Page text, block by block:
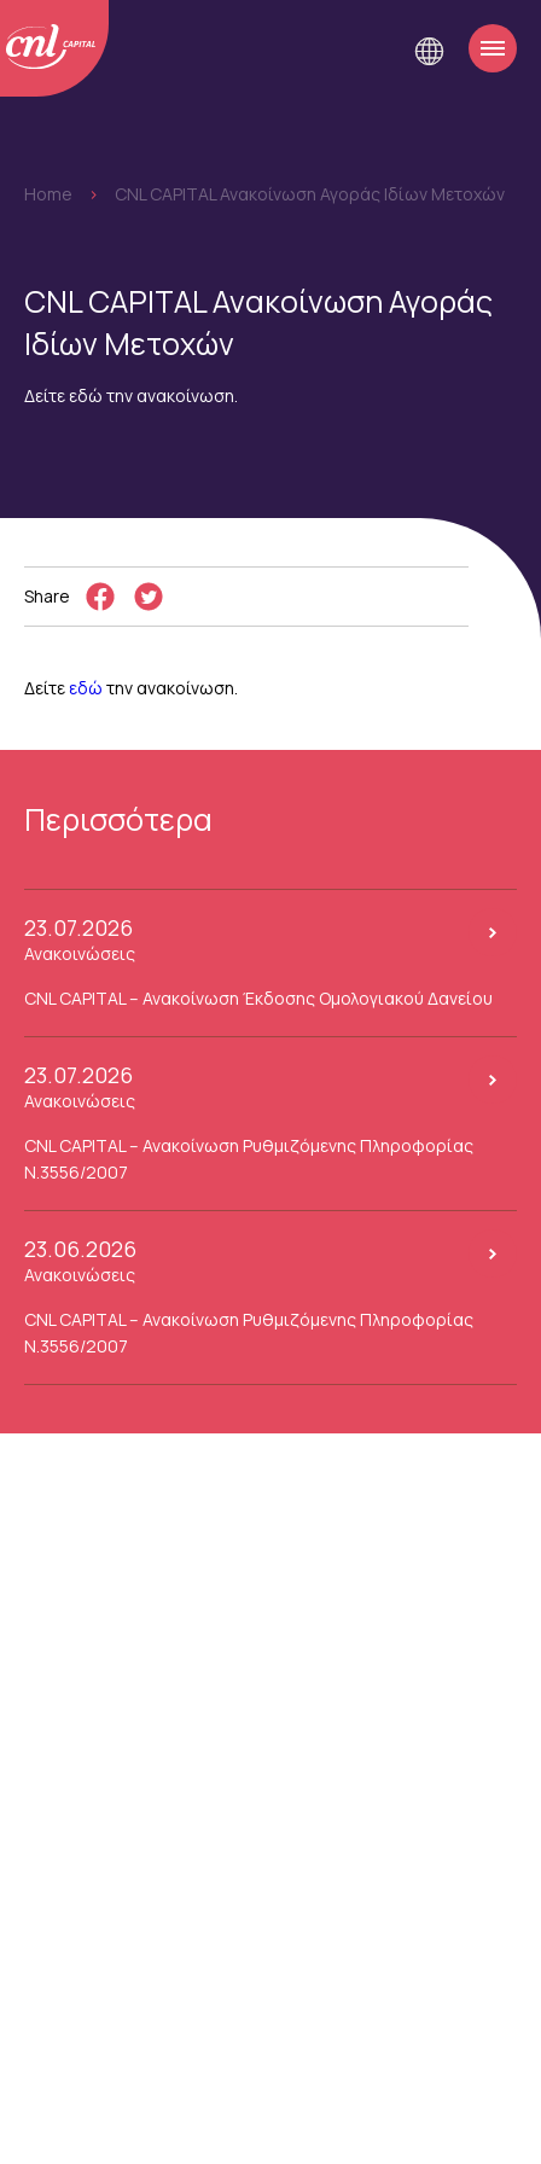
Home > CNL CAPITAL Ανακοίνωση Αγοράς Ιδίων Μετοχών
CNL CAPITAL Ανακοίνωση Αγοράς
Ιδίων Μετοχών
Δείτε εδώ την ανακοίνωση.
Share
Δείτεεδώ την ανακοίνωση.
Περισσότερα
23.07.2026
Ανακοινώσεις
CNL CAPITAL – Ανακοίνωση Έκδοσης Ομολογιακού Δανείου
23.07.2026
Ανακοινώσεις
CNL CAPITAL – Ανακοίνωση Ρυθμιζόμενης Πληροφορίας
Ν.3556/2007
23.06.2026
Ανακοινώσεις
CNL CAPITAL – Ανακοίνωση Ρυθμιζόμενης Πληροφορίας
Ν.3556/2007